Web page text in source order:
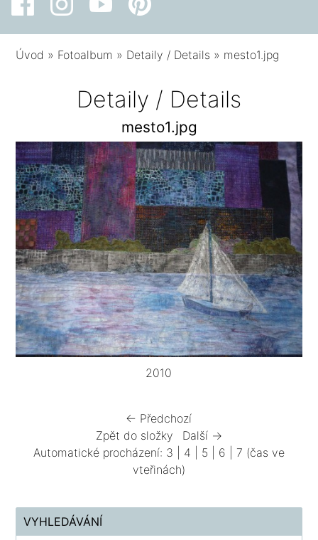
Úvod » Fotoalbum » Detaily / Details » mesto1.jpg
Detaily / Details
mesto1.jpg
2010
← Předchozí
Zpět do složky
Další →
Automatické procházení: 3 4 5 6 7 (čas ve
vteřinách)
VYHLEDÁVÁNÍ